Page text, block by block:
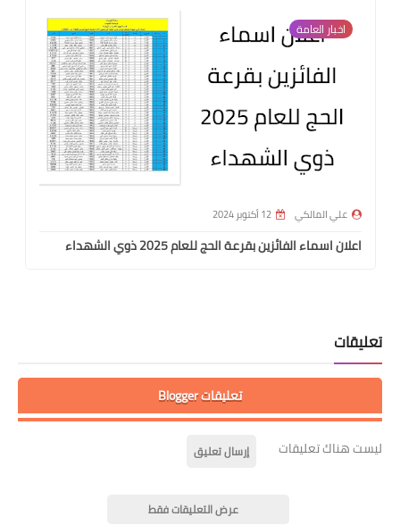
اخبار العامة
علي المالكي 12 أكتوبر 2024
اعلان اسماء الفائزين بقرعة الحج للعام 2025 ذوي الشهداء
تعليقات
تعليقات Blogger
ليست هناك تعليقات إرسال تعليق
عرض التعليقات فقط